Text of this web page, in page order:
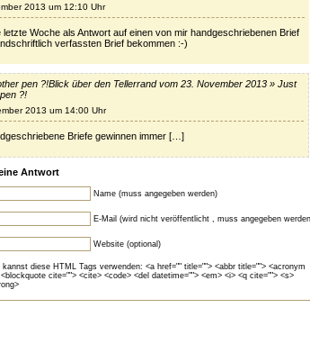
2013 um 12:10 Uhr
letzte Woche als Antwort auf einen von mir handgeschriebenen Brief
verfassten Brief bekommen :-)
pen ?!Blick über den Tellerrand vom 23. November 2013 » Just
?!
2013 um 14:00 Uhr
Briefe gewinnen immer […]
Antwort
Name (muss angegeben werden)
E-Mail (wird nicht veröffentlicht , muss angegeben
Website (optional)
kannst diese HTML Tags verwenden: <a href="" title=""> <abbr title=""> <acronym
cite=""> <cite> <code> <del datetime=""> <em> <i> <q cite=""> <s>